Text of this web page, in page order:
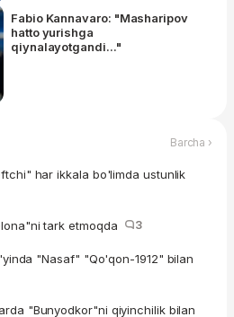
Fabio Kannavaro: "Masharipov
hatto yurishga
qiynalayotgandi..."
Barcha ›
har ikkala bo'limda ustunlik
tark etmoqda 3
"Nasaf" "Qo'qon-1912" bilan
"Bunyodkor"ni qiyinchilik bilan